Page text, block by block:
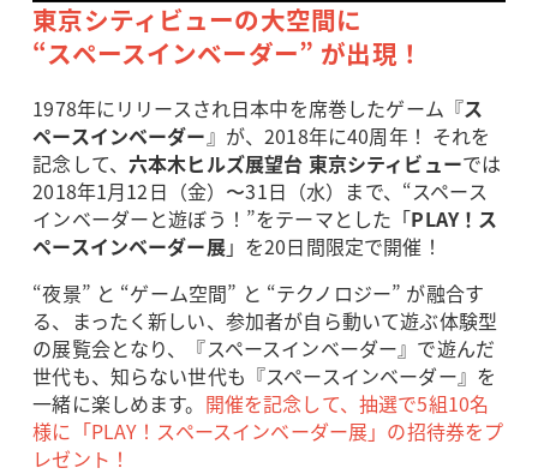
東京シティビューの大空間に
“スペースインベーダー” が出現！
1978年にリリースされ日本中を席巻したゲーム『ス
ペースインベーダー 』が、2018年に40周年！ それを
記念して、 六本木ヒルズ展望台 東京シティビューでは
2018年1月12日（金）〜31日（水）まで、“スペース
インベーダーと遊ぼう！”をテーマとした「PLAY！ス
ペースインベーダー展」を20日間限定で開催！
“夜景” と “ゲーム空間” と “テクノロジー” が融合す
る、まったく新しい、参加者が自ら動いて遊ぶ体験型
の展覧会となり、『スペースインベーダー』で遊んだ
世代も、知らない世代も『スペースインベーダー』を
一緒に楽しめます。 開催を記念して、抽選で5組10名
様に「PLAY！スペースインベーダー展」の招待券をプ
レゼント！